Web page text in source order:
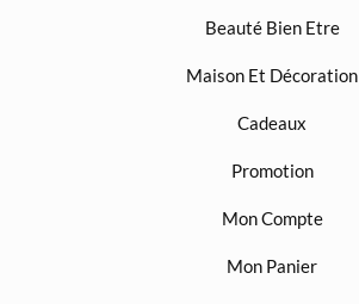
Beauté Bien Etre
Maison Et Décoration
Cadeaux
Promotion
Mon Compte
Mon Panier